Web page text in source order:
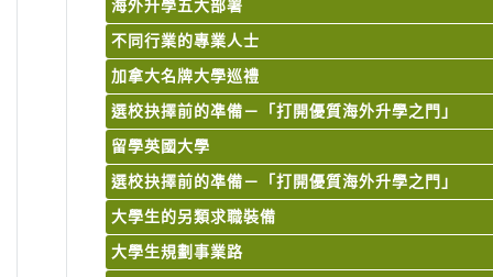
海外升學五大部署
不同行業的專業人士
加拿大名牌大學巡禮
選校抉擇前的凖備－「打開優質海外升學之門」
留學英國大學
選校抉擇前的凖備－「打開優質海外升學之門」
大學生的另類求職裝備
大學生規劃事業路